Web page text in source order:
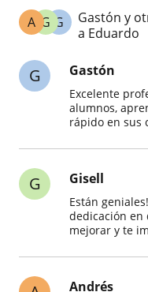
G
G
A
Gastón y
a Eduardo
G Gastón
Excelente
alumnos,
rápido en sus
G Gisell
Están
dedicación en
mejorar y te
Andrés